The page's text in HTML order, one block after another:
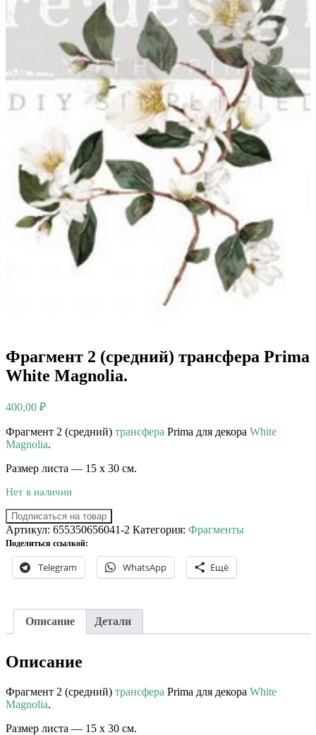
Фрагмент 2 (средний) трансфера Prima
White Magnolia.
400,00 ₽
Фрагмент 2 (средний) трансфера Prima для декора White
Magnolia.
Размер листа — 15 х 30 см.
Нет в наличии
Подписаться на товар
Артикул: 655350656041-2 Категория: Фрагменты
Поделиться ссылкой:
Telegram WhatsApp Ещё
Описание Детали
Описание
Фрагмент 2 (средний) трансфера Prima для декора White
Magnolia.
Размер листа — 15 х 30 см.